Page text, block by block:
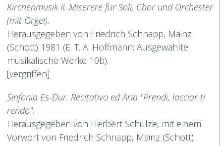
Kirchenmusik II. Miserere für Soli, Chor und Orchester
(mit Orgel).
Herausgegeben von Friedrich Schnapp, Mainz
(Schott) 1981 (E. T. A. Hoffmann: Ausgewählte
musikalische Werke 10b).
[vergriffen]
Sinfonia Es-Dur. Recitativo ed Aria "Prendi, lacciar ti
rendo".
Herausgegeben von Herbert Schulze, mit einem
Vorwort von Friedrich Schnapp, Mainz (Schott)